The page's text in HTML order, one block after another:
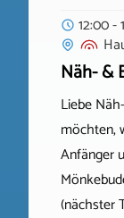
12:00 -
Näh- &
Liebe
möchten,
Anfänger
(nächster